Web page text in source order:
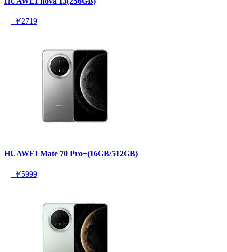
￥2719
HUAWEI Mate 70 Pro+(16GB/512GB)
￥5999